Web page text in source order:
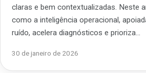
claras e bem contextualizadas. Neste
como a inteligência operacional,
ruído, acelera diagnósticos e prioriza…
30 de janeiro de 2026